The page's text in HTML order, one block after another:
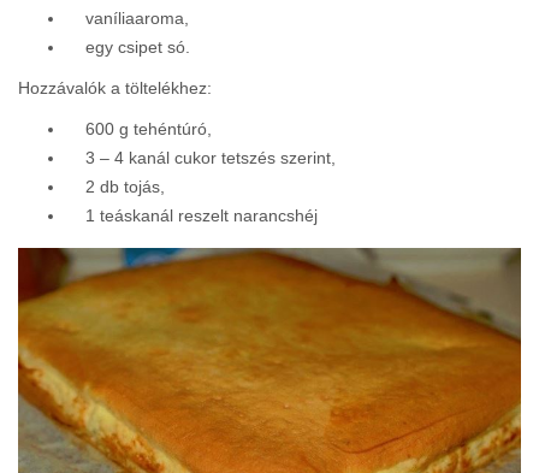
vaníliaaroma,
egy csipet só.
Hozzávalók a töltelékhez:
600 g tehéntúró,
3 – 4 kanál cukor tetszés szerint,
2 db tojás,
1 teáskanál reszelt narancshéj